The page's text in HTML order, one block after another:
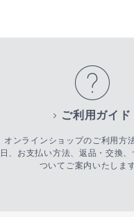
ご利用ガイド
オンラインショップのご利用方
、お支払い方法、返品・交換
ついてご案内いたします